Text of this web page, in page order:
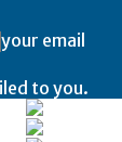
your email
to you.